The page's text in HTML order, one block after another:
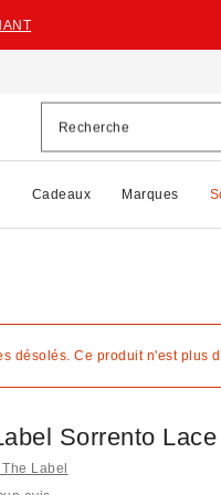
Cadeaux Marques
désolés. Ce produit n'est plus
Sorrento
Label